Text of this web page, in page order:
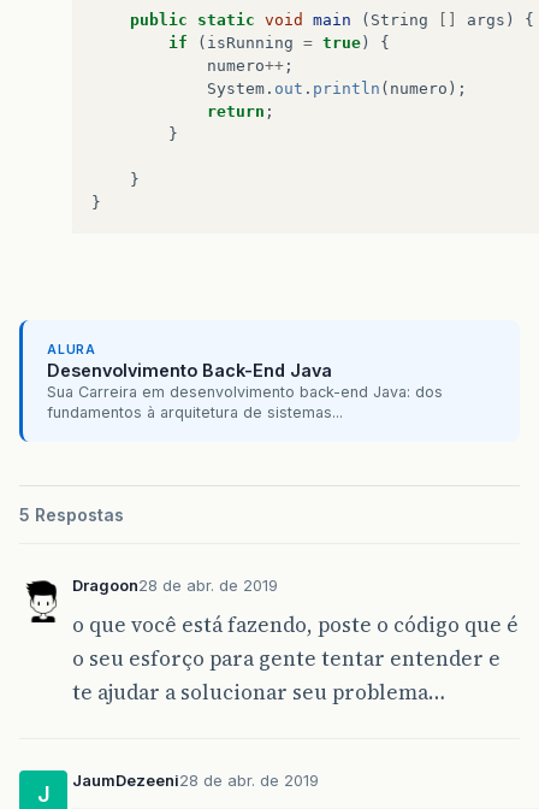
public static void main ( String args )
{
if
( isRunning = true )
{
numero++ ;
System . out . println ( numero );
return ;
}
}
}
ALURA
Desenvolvimento Back-End Java
Sua Carreira em desenvolvimento back-end Java: dos
fundamentos à arquitetura de sistemas...
5 Respostas
Dragoon28 de abr. de 2019
o que você está fazendo, poste o código que é
o seu esforço para gente tentar entender e
te ajudar a solucionar seu problema…
J
JaumDezeeni28 de abr. de 2019